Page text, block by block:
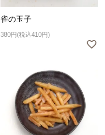
雀の玉子
380円(税込410円)